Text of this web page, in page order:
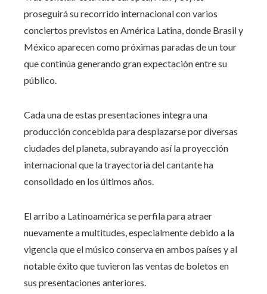
proseguirá su recorrido internacional con varios
conciertos previstos en América Latina, donde Brasil y
México aparecen como próximas paradas de un tour
que continúa generando gran expectación entre su
público.
Cada una de estas presentaciones integra una
producción concebida para desplazarse por diversas
ciudades del planeta, subrayando así la proyección
internacional que la trayectoria del cantante ha
consolidado en los últimos años.
El arribo a Latinoamérica se perfila para atraer
nuevamente a multitudes, especialmente debido a la
vigencia que el músico conserva en ambos países y al
notable éxito que tuvieron las ventas de boletos en
sus presentaciones anteriores.